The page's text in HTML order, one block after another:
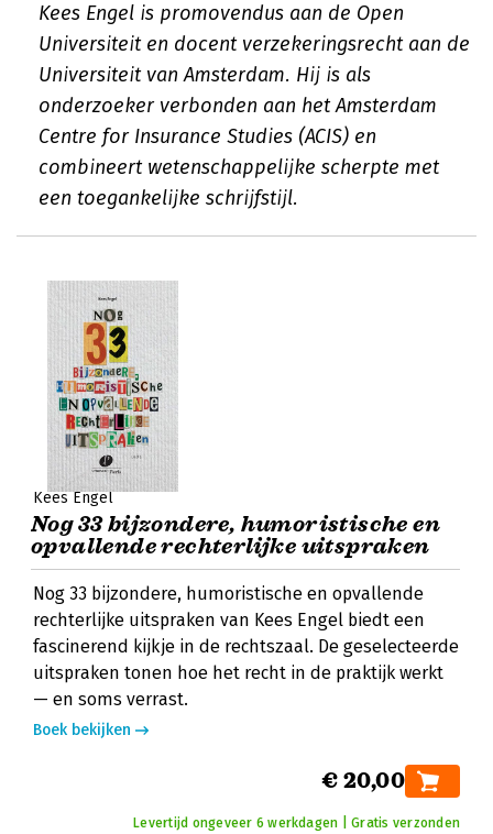
Kees Engel is promovendus aan de Open
Universiteit en docent verzekeringsrecht aan de
Universiteit van Amsterdam. Hij is als
onderzoeker verbonden aan het Amsterdam
Centre for Insurance Studies (ACIS) en
combineert wetenschappelijke scherpte met
een toegankelijke schrijfstijl.
Kees Engel
Nog 33 bijzondere, humoristische en
opvallende rechterlijke uitspraken
Nog 33 bijzondere, humoristische en opvallende
rechterlijke uitspraken van Kees Engel biedt een
fascinerend kijkje in de rechtszaal. De geselecteerde
uitspraken tonen hoe het recht in de praktijk werkt
— en soms verrast.
Boek bekijken
€ 20,00
Levertijd ongeveer 6 werkdagen | Gratis verzonden